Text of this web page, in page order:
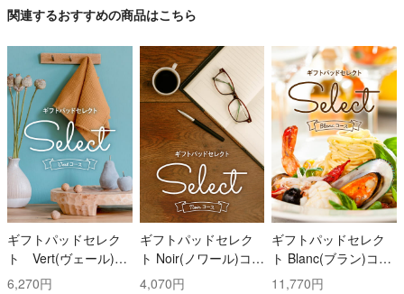
関連するおすすめの商品はこちら
ギフトパッドセレク
ト Vert(ヴェール)コ
ース
6,270円
ギフトパッドセレク
ト Noir(ノワール)コー
ス
4,070円
ギフトパッドセレク
ト Blanc(ブラン)コー
ス
11,770円